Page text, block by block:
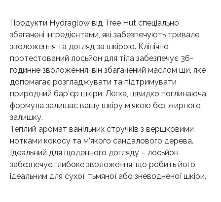
Продукти Hydraglow від Tree Hut спеціально
збагачені інгредієнтами, які забезпечують тривале
зволоження та догляд за шкірою. Клінічно
протестований лосьйон для тіла забезпечує 36-
годинне зволоження, він збагачений маслом ши, яке
допомагає розгладжувати та підтримувати
природний бар’єр шкіри. Легка, швидко поглинаюча
формула залишає вашу шкіру м’якою без жирного
залишку.
Теплий аромат ванільних стручків з вершковими
нотками кокосу та м’якого сандалового дерева.
Ідеальний для щоденного догляду – лосьйон
забезпечує глибоке зволоження, що робить його
ідеальним для сухої, тьмяної або зневодненої шкіри.